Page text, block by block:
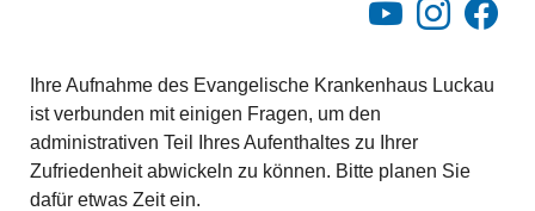
YouTubeInstagram
Ihre Aufnahme des Evangelische Krankenhaus Luckau
ist verbunden mit einigen Fragen, um den
administrativen Teil Ihres Aufenthaltes zu Ihrer
Zufriedenheit abwickeln zu können. Bitte planen Sie
dafür etwas Zeit ein.